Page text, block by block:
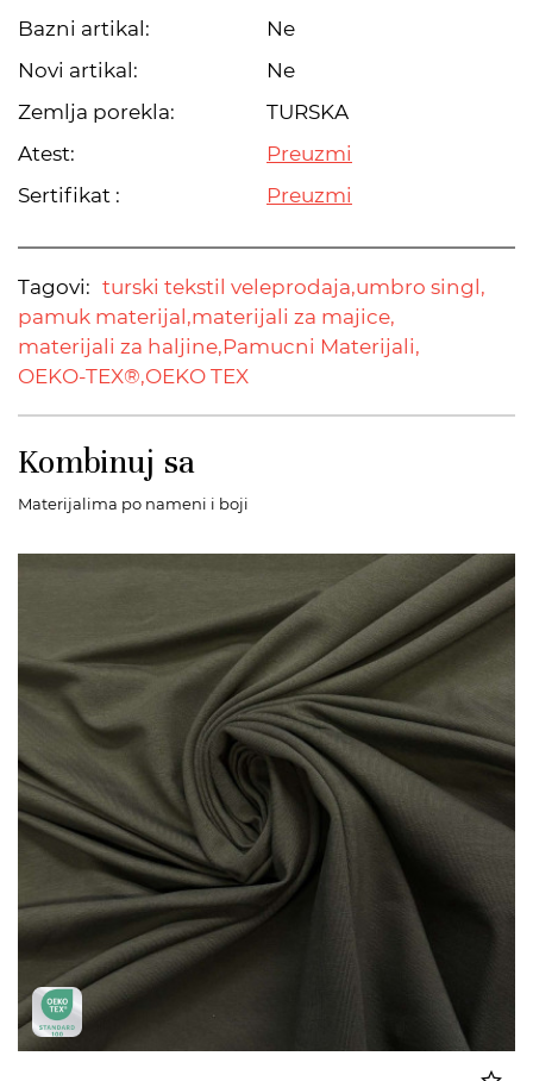
Bazni artikal:
Ne
Novi artikal:
Ne
Zemlja porekla:
TURSKA
Atest:
Preuzmi
Sertifikat :
Preuzmi
Tagovi: turski tekstil veleprodaja,umbro singl,
pamuk materijal,materijali za majice,
materijali za haljine,Pamucni Materijali,
OEKO-TEX®,OEKO TEX
Kombinuj sa
Materijalima po nameni i boji